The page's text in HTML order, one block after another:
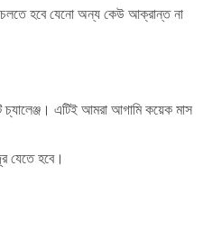
চলতে হবে যেনো অন্য কেউ আক্রান্ত না
এটিই আমরা আগামি কয়েক মাস
যেতে হবে।